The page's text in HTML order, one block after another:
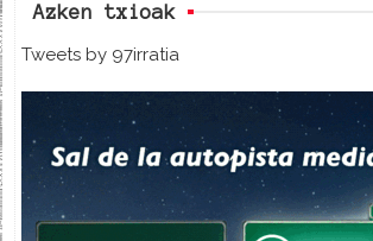
Azken txioak
Tweets by 97irratia